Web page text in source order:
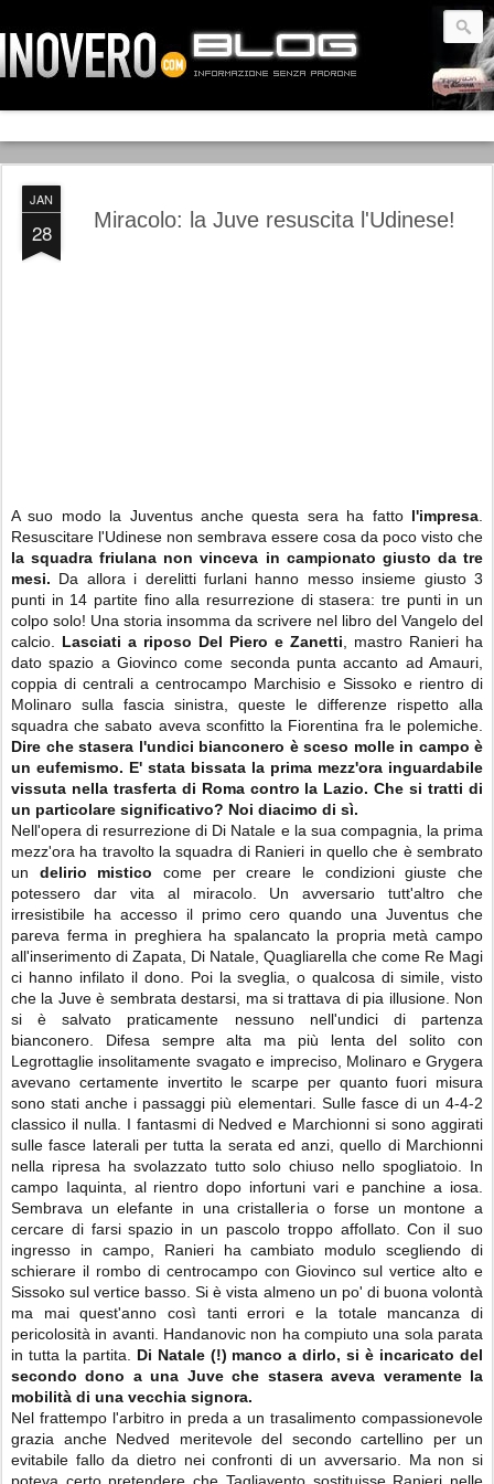
JAN
28 Miracolo: la Juve resuscita l'Udinese!
A suo modo la Juventus anche questa sera ha fatto l'impresa
Resuscitare l'Udinese non sembrava essere cosa da poco visto che
la squadra friulana non vinceva in campionato giusto da tre
mesi. Da allora i derelitti furlani hanno messo insieme giusto 3
punti in 14 partite fino alla resurrezione di stasera: tre punti in un
colpo solo! Una storia insomma da scrivere nel libro del Vangelo del
calcio.
Lasciati a riposo Del Piero e Zanetti , mastro Ranieri ha
dato spazio a Giovinco come seconda punta accanto ad Amauri,
coppia di centrali a centrocampo Marchisio e Sissoko e rientro di
Molinaro sulla fascia sinistra, queste le differenze rispetto alla
squadra che sabato aveva sconfitto la Fiorentina fra le polemiche.
Dire che stasera l'undici bianconero è sceso molle in campo è
un eufemismo. E' stata bissata la prima mezz'ora inguardabile
vissuta nella trasferta di Roma contro la Lazio. Che si tratti di
un particolare significativo? Noi diacimo di sì.
Nell'opera di resurrezione di Di Natale e la sua compagnia, la prima
mezz'ora ha travolto la squadra di Ranieri in quello che è sembrato
un delirio mistico come per creare le condizioni giuste che
potessero dar vita al miracolo. Un avversario tutt'altro che
irresistibile ha accesso il primo cero quando una Juventus che
pareva ferma in preghiera ha spalancato la propria metà campo
all'inserimento di Zapata, Di Natale, Quagliarella che come Re Magi
ci hanno infilato il dono. Poi la sveglia, o qualcosa di simile, visto
che la Juve è sembrata destarsi, ma si trattava di pia illusione. Non
si è salvato praticamente nessuno nell'undici di partenza
bianconero. Difesa sempre alta ma più lenta del solito con
Legrottaglie insolitamente svagato e impreciso, Molinaro e Grygera
avevano certamente invertito le scarpe per quanto fuori misura
sono stati anche i passaggi più elementari. Sulle fasce di un 4-4-2
classico il nulla. I fantasmi di Nedved e Marchionni si sono aggirati
sulle fasce laterali per tutta la serata ed anzi, quello di Marchionni
nella ripresa ha svolazzato tutto solo chiuso nello spogliatoio. In
campo Iaquinta, al rientro dopo infortuni vari e panchine a iosa.
Sembrava un elefante in una cristalleria o forse un montone a
cercare di farsi spazio in un pascolo troppo affollato. Con il suo
ingresso in campo, Ranieri ha cambiato modulo scegliendo di
schierare il rombo di centrocampo con Giovinco sul vertice alto e
Sissoko sul vertice basso. Si è vista almeno un po' di buona volontà
ma mai quest'anno così tanti errori e la totale mancanza di
pericolosità in avanti. Handanovic non ha compiuto una sola parata
in tutta la partita. Di Natale (!) manco a dirlo, si è incaricato del
secondo dono a una Juve che stasera aveva veramente la
mobilità di una vecchia signora.
Nel frattempo l'arbitro in preda a un trasalimento compassionevole
grazia anche Nedved meritevole del secondo cartellino per un
evitabile fallo da dietro nei confronti di un avversario. Ma non si